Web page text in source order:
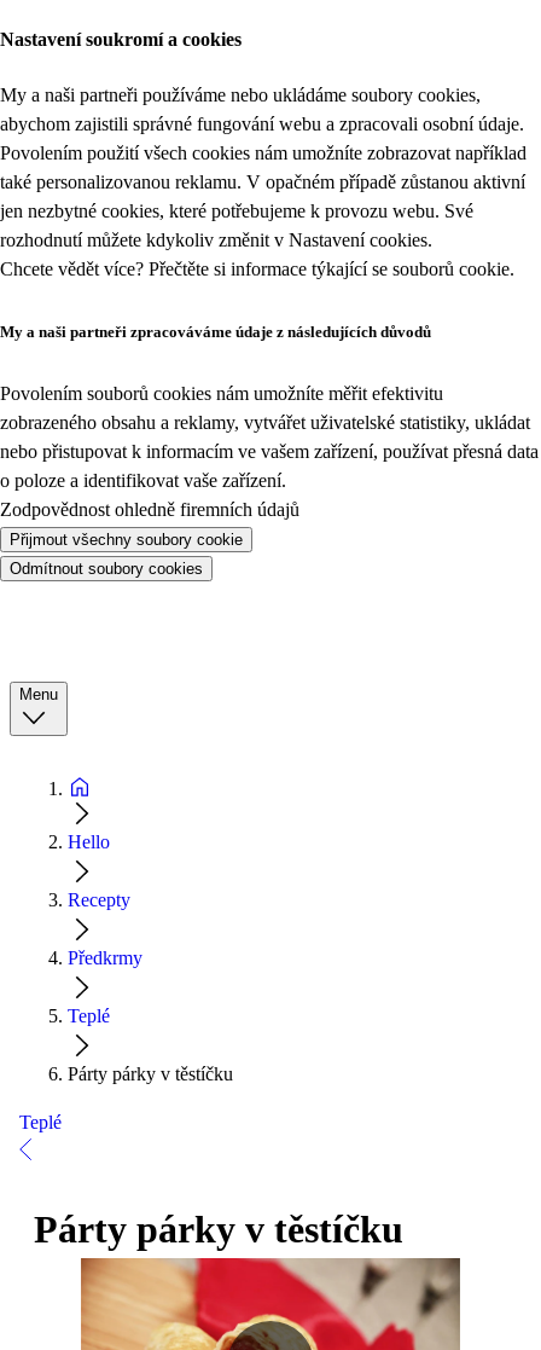
Nastavení soukromí a cookies
My a naši partneři používáme nebo ukládáme soubory cookies,
abychom zajistili správné fungování webu a zpracovali osobní údaje.
Povolením použití všech cookies nám umožníte zobrazovat například
také personalizovanou reklamu. V opačném případě zůstanou aktivní
jen nezbytné cookies, které potřebujeme k provozu webu. Své
rozhodnutí můžete kdykoliv změnit v Nastavení cookies.
Chcete vědět více? Přečtěte si informace týkající se souborů cookie.
My a naši partneři zpracováváme údaje z následujících důvodů
Povolením souborů cookies nám umožníte měřit efektivitu
zobrazeného obsahu a reklamy, vytvářet uživatelské statistiky, ukládat
nebo přistupovat k informacím ve vašem zařízení, používat přesná data
o poloze a identifikovat vaše zařízení.
Zodpovědnost ohledně firemních údajů
Přijmout všechny soubory cookie
Odmítnout soubory cookies
Menu
Hello
Recepty
Předkrmy
Teplé
Párty párky v těstíčku
Teplé
Párty párky v těstíčku